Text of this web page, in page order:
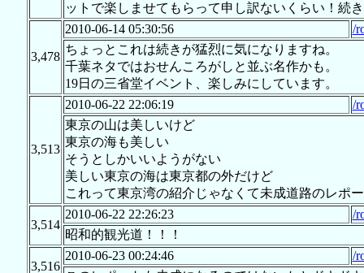
ットで楽しませてもらって申し訳ないくらい！続
3,478
2010-06-14 05:30:56
/
ちょっとこれは続きが猛烈に気になりますね。
千葉ネタではおせんころがしと並ぶ名作かも。
19日の三省堂イベント、楽しみにしています。
3,513
2010-06-22 22:06:19
/
東京の山は美しいけど
東京の海も美しい
そうとしかいいようがない
美しい東京の海は東京都の外だけど
これって東京湾の紹介じゃなくて未成道路のレポ
3,514
2010-06-22 22:26:23
/
昭和的観光道！！！
3,516
2010-06-23 00:24:46
/